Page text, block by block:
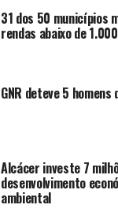
31 dos 50 municípios
rendas abaixo de
GNR deteve 5
Alcácer investe 7
desenvolvimento
ambiental